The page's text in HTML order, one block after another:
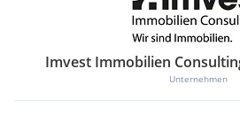
Imvest Immobilien
Unternehmen